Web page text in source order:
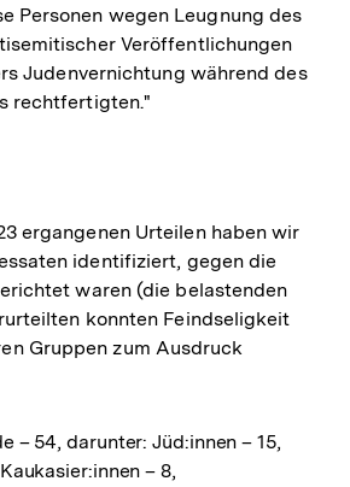
Personen wegen Leugnung des
Veröffentlichungen
Judenvernichtung während des
rechtfertigten."
ergangenen Urteilen haben wir
identifiziert, gegen die
waren (die belastenden
konnten Feindseligkeit
Gruppen zum Ausdruck
– 54, darunter: Jüd:innen – 15,
– 8,